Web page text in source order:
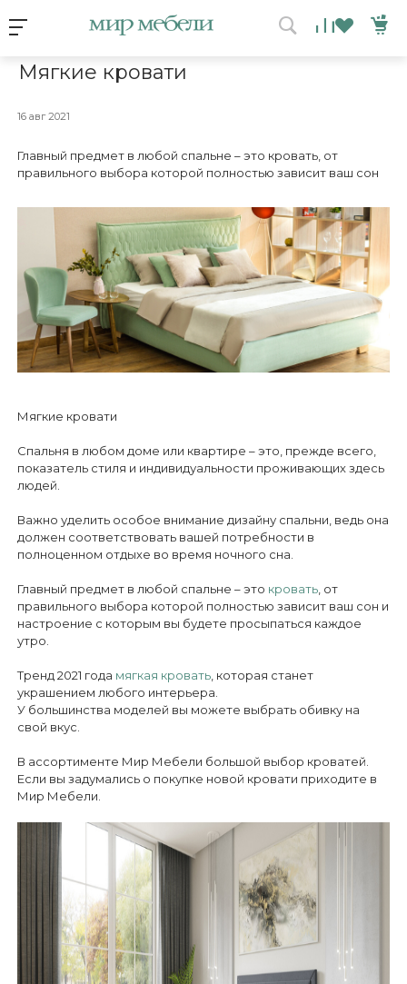
Новости Мира мебели Мягкие кровати
Мягкие кровати
Главный предмет в любой спальне – это кровать, от
Мягкие кровати
Спальня в любом доме или квартире – это, прежде всего,
людей.
Важно уделить особое внимание дизайну спальни, ведь
полноценном отдыхе во время ночного сна.
Главный предмет в любой спальне – это кровать , от
правильного выбора которой полностью зависит ваш
настроение с которым вы будете просыпаться каждое
утро.
Тренд 2021 года
У большинства моделей вы можете выбрать обивку на
свой вкус.
В ассортименте Мир Мебели большой выбор кроватей.
Если вы задумались о покупке новой кровати приходите в
Условия акции
покрутив колесо
ХОЧУ ПОДАРОК
Доступно вращений: 1